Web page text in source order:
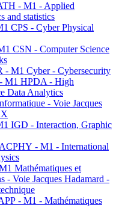
- M1 - Applied
and statistics
CPS - Cyber Physical
CSN - Computer Science
- M1 Cyber - Cybersecurity
M1 HPDA - High
Data Analytics
- Voie Jacques
IGD - Interaction, Graphic
- M1 - International
Mathématiques et
- Voie Jacques Hadamard -
- M1 - Mathématiques